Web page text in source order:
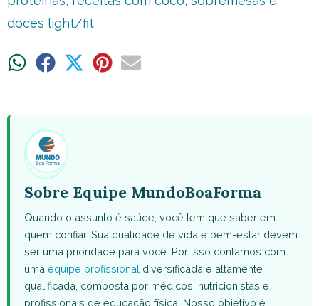
doces light/fit
ShareShare ShareShareShare
Sobre Equipe MundoBoaForma
Quando o assunto é saúde, você tem que saber em
quem confiar. Sua qualidade de vida e bem-estar devem
ser uma prioridade para você. Por isso contamos com
uma equipe profissional diversificada e altamente
qualificada, composta por médicos, nutricionistas e
profissionais de educação física. Nosso objetivo é